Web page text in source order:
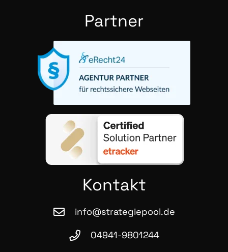
Part­ner
Kon­takt
info@strategiepool.de
04941-9801244